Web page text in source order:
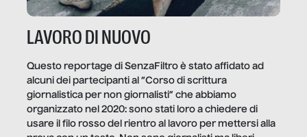
LAVORO DI NUOVO
Questo reportage di SenzaFiltro è stato affidato ad
alcuni dei partecipanti al “Corso di scrittura
giornalistica per non giornalisti” che abbiamo
organizzato nel 2020: sono stati loro a chiedere di
usare il filo rosso del rientro al lavoro per mettersi alla